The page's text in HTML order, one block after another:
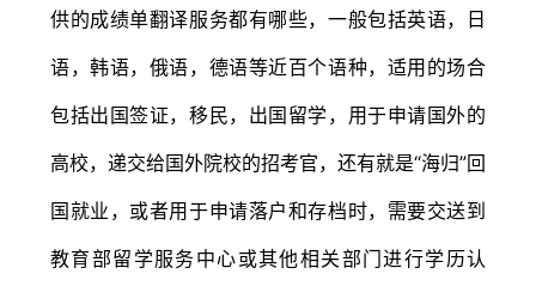
供的成绩单翻译服务都有哪些，一般包括英语，日
语，韩语，俄语，德语等近百个语种，适用的场合
包括出国签证，移民，出国留学，用于申请国外的
高校，递交给国外院校的招考官，还有就是“海归”回
国就业，或者用于申请落户和存档时，需要交送到
教育部留学服务中心或其他相关部门进行学历认